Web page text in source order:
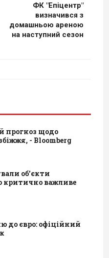
ФК "Епіцентр"
визначився з
домашньою ареною
на наступний сезон
прогноз щодо
- Bloomberg
обʼєкти
критично важливе
до євро: офіційний